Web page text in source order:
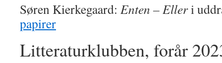
Søren Kierkegaard: Enten – Elleri
papirer
Litteraturklubben, forår